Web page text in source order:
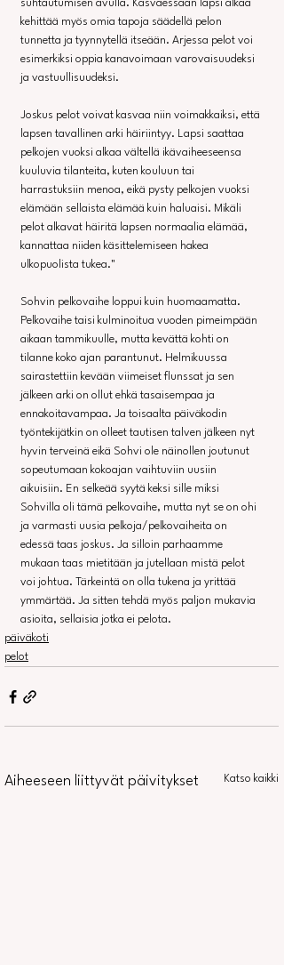
suhtautumisen avulla. Kasvaessaan lapsi alkaa
kehittää myös omia tapoja säädellä pelon
tunnetta ja tyynnytellä itseään. Arjessa pelot voi
esimerkiksi oppia kanavoimaan varovaisuudeksi
ja vastuullisuudeksi.
Joskus pelot voivat kasvaa niin voimakkaiksi, että
lapsen tavallinen arki häiriintyy. Lapsi saattaa
pelkojen vuoksi alkaa vältellä ikävaiheeseensa
kuuluvia tilanteita, kuten kouluun tai
harrastuksiin menoa, eikä pysty pelkojen vuoksi
elämään sellaista elämää kuin haluaisi. Mikäli
pelot alkavat häiritä lapsen normaalia elämää,
kannattaa niiden käsittelemiseen hakea
ulkopuolista tukea."
Sohvin pelkovaihe loppui kuin huomaamatta.
Pelkovaihe taisi kulminoitua vuoden pimeimpään
aikaan tammikuulle, mutta kevättä kohti on
tilanne koko ajan parantunut. Helmikuussa
sairastettiin kevään viimeiset flunssat ja sen
jälkeen arki on ollut ehkä tasaisempaa ja
ennakoitavampaa. Ja toisaalta päiväkodin
työntekijätkin on olleet tautisen talven jälkeen nyt
hyvin terveinä eikä Sohvi ole näinollen joutunut
sopeutumaan kokoajan vaihtuviin uusiin
aikuisiin. En selkeää syytä keksi sille miksi
Sohvilla oli tämä pelkovaihe, mutta nyt se on ohi
ja varmasti uusia pelkoja/pelkovaiheita on
edessä taas joskus. Ja silloin parhaamme
mukaan taas mietitään ja jutellaan mistä pelot
voi johtua. Tärkeintä on olla tukena ja yrittää
ymmärtää. Ja sitten tehdä myös paljon mukavia
asioita, sellaisia jotka ei pelota.
päiväkoti
pelot
Aiheeseen liittyvät päivitykset Katso kaikki